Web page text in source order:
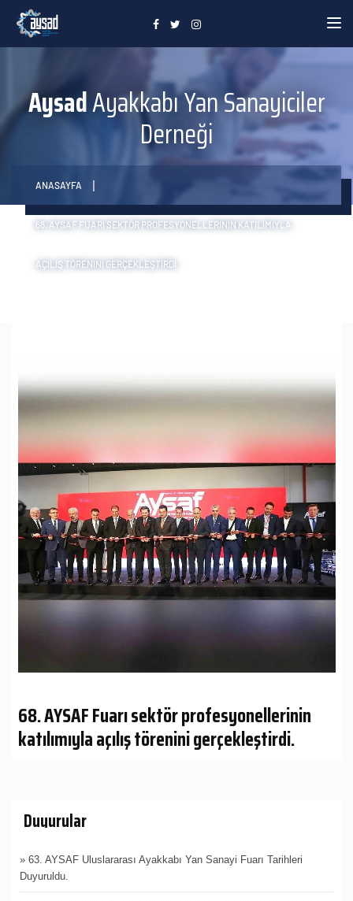
AysadAyakkabı Yan Sanayiciler
Derneği
ANASAYFA
68. AYSAF FUARI SEKTÖR PROFESYONELLERININ KATILIMIYLA
AÇILIŞ TÖRENINI GERÇEKLEŞTIRDI.
68. AYSAF Fuarı sektör profesyonellerinin
katılımıyla açılış törenini gerçekleştirdi.
Duyurular
» 63. AYSAF Uluslararası Ayakkabı Yan Sanayi Fuarı Tarihleri
Duyuruldu.